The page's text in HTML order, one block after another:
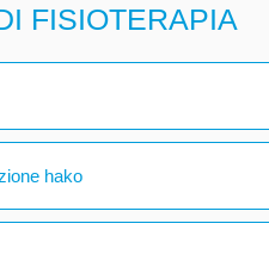
FISIOTERAPIA
hako